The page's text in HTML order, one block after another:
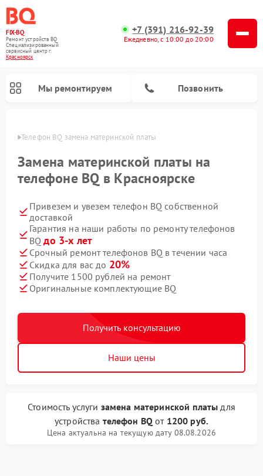
FIX-BQ
Ремонт устройств BQ
Специализированный
cервисный центр г.
Красноярск
+7 (391) 216-92-39
Ежедневно, с 10:00 до 20:00
Мы ремонтируем Позвонить
Телефон BQ замена материнской платы
Замена материнской платы на
телефоне BQ в Красноярске
Привезем и увезем телефон BQ собственной
доставкой
Гарантия на наши работы по ремонту телефонов
BQдо 3-х лет
Срочный ремонт телефонов BQ в течении часа
Скидка для вас до 20%
Получите 1500 рублей на ремонт
Оригинальные комплектующие BQ
Получить консультацию
Наши цены
Стоимость услуги замена материнской платы для
устройства телефон BQ от 1200 руб.
Цена актуальна на текущую дату 08.08.2026